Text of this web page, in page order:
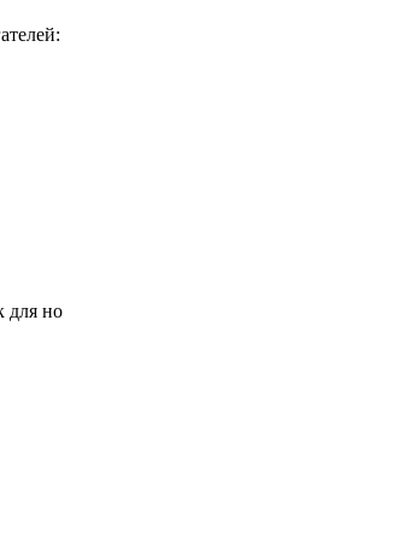
для но